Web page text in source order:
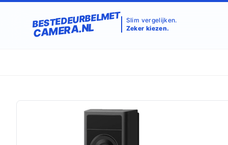
BESTEDEURBELMET
CAMERA.NL
Slim vergelijken.
Zeker kiezen.